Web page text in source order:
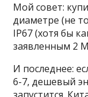
Мой совет:
диаметре (не
IP67 (хотя бы
заявленным 2
И последнее:
6-7, дешевый